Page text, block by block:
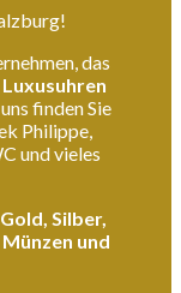
das
finden Sie
Philippe,
und vieles
Silber,
und